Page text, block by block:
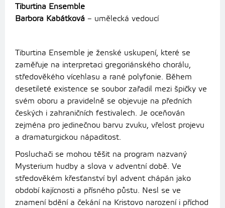
Tiburtina Ensemble
Barbora Kabátková – umělecká vedoucí
Tiburtina Ensemble je ženské uskupení, které se
zaměřuje na interpretaci gregoriánského chorálu,
středověkého vícehlasu a rané polyfonie. Během
desetileté existence se soubor zařadil mezi špičky ve
svém oboru a pravidelně se objevuje na předních
českých i zahraničních festivalech. Je oceňován
zejména pro jedinečnou barvu zvuku, vřelost projevu
a dramaturgickou nápaditost.
Posluchači se mohou těšit na program nazvaný
Mysterium hudby a slova v adventní době. Ve
středověkém křesťanství byl advent chápán jako
období kajícnosti a přísného půstu. Nesl se ve
znamení bdění a čekání na Kristovo narození i příchod